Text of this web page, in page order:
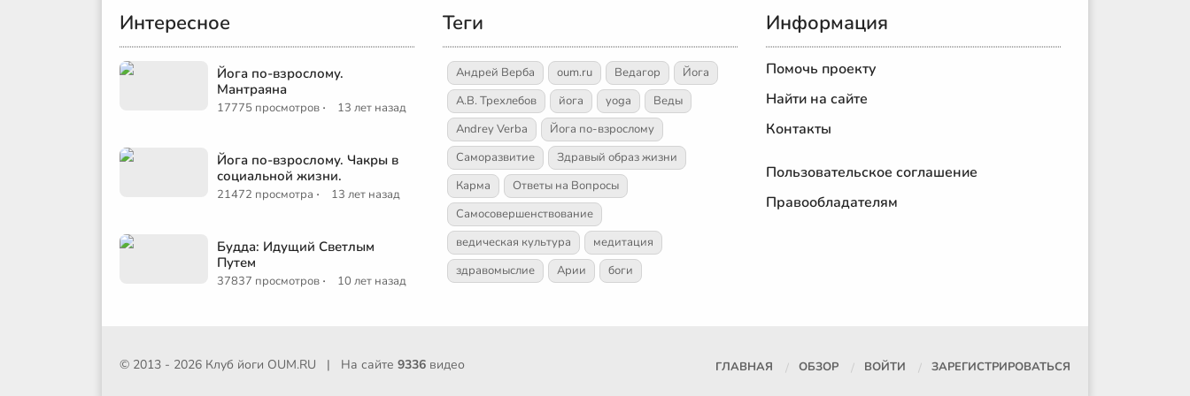
Интересное
Йога по-взрослому.
Мантраяна
17775 просмотров · 13 лет назад
Йога по-взрослому. Чакры в
социальной жизни.
21472 просмотра · 13 лет назад
Будда: Идущий Светлым
Путем
37837 просмотров · 10 лет назад
Теги
Андрей Верба oum.ru Ведагор
Йога
А.В. Трехлебов
йога yoga
Веды
Andrey Verba
Йога по-взрослому
Саморазвитие
Здравый образ жизни
Карма
Ответы на Вопросы
Самосовершенствование
ведическая культура
медитация
здравомыслие
Арии боги
Информация
Помочь проекту
Найти на сайте
Контакты
Пользовательское соглашение
Правообладателям
ГЛАВНАЯ ОБЗОР ВОЙТИ ЗАРЕГИСТРИРОВАТЬСЯ
© 2013 - 2026 Клуб йоги OUM.RU | На сайте 9336 видео